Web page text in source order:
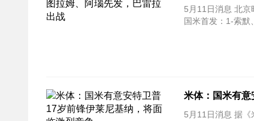
5月11日消息 北京
国米首发：1-索
米体：国米有
5月11日消息 据《